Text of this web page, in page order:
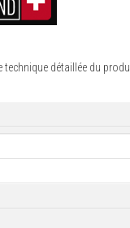
technique détaillée du